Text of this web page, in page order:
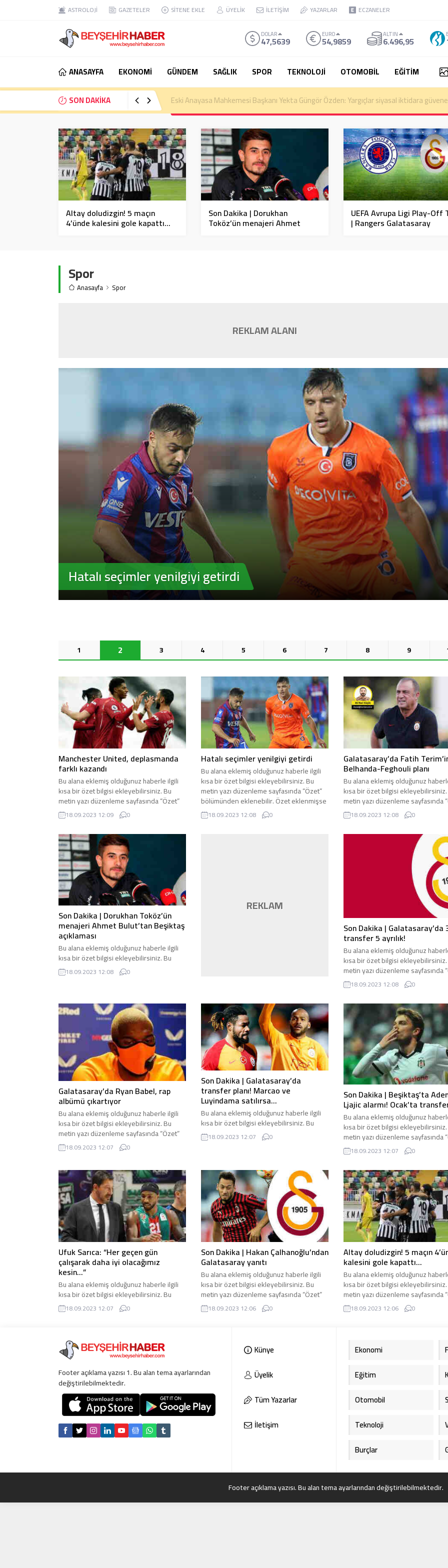
ASTROLOJİ GAZETELER SİTENE EKLE ÜYELİK İLETİŞİM YAZARLAR ECZANELER
DOLAR
47,5639 EURO
54,9859 ALTIN
6.496,95
ANASAYFA EKONOMİ GÜNDEM SAĞLIK SPOR TEKNOLOJİ OTOMOBİL
EĞİTİM
SON DAKİKA
Eski Anayasa Mahkemesi Başkanı Yekta Güngör Özden: Yargıçlar siyasal iktidara
Altay doludizgin! 5 maçın
4’ünde kalesini gole kapattı…
Son Dakika | Dorukhan
Toköz’ün menajeri Ahmet
Bulut’tan Beşiktaş açıklaması
UEFA Avrupa Ligi Play-Off
| Rangers Galatasaray
Spor
Anasayfa Spor
REKLAM ALANI
Hatalı seçimler yenilgiyi getirdi
1 2 3 4 5 6 7 8 9
Manchester United, deplasmanda
farklı kazandı
Bu alana eklemiş olduğunuz haberle ilgili
kısa bir özet bilgisi ekleyebilirsiniz. Bu
metin yazı düzenleme sayfasında “Özet”
bölümünden eklenebilir. Özet eklenmişse
başlık altında kalın olarak bu şekilde
gösterilir, eklenmemişse bu alan boş kalır.
18.09.2023 12:09 0
Hatalı seçimler yenilgiyi getirdi
Bu alana eklemiş olduğunuz haberle ilgili
kısa bir özet bilgisi ekleyebilirsiniz. Bu
metin yazı düzenleme sayfasında “Özet”
bölümünden eklenebilir. Özet eklenmişse
başlık altında kalın olarak bu şekilde
gösterilir, eklenmemişse bu alan boş kalır.
18.09.2023 12:08 0
Galatasaray’da Fatih
Belhanda-Feghouli planı
Bu alana eklemiş olduğunuz
kısa bir özet bilgisi
metin yazı düzenleme sayfasında
bölümünden eklenebilir. Özet
başlık altında kalın olarak bu şekilde
gösterilir, eklenmemişse bu alan boş
18.09.2023 12:08 0
Son Dakika | Dorukhan Toköz’ün
menajeri Ahmet Bulut’tan Beşiktaş
açıklaması
Bu alana eklemiş olduğunuz haberle ilgili
kısa bir özet bilgisi ekleyebilirsiniz. Bu
metin yazı düzenleme sayfasında “Özet”
bölümünden eklenebilir. Özet eklenmişse
18.09.2023 12:08 0
REKLAM
Son Dakika | Galatasaray’da
transfer 5 ayrılık!
Bu alana eklemiş olduğunuz
kısa bir özet bilgisi
metin yazı düzenleme sayfasında
bölümünden eklenebilir. Özet
başlık altında kalın olarak bu şekilde
gösterilir, eklenmemişse bu alan
18.09.2023 12:08 0
Galatasaray’da Ryan Babel, rap
albümü çıkartıyor
Bu alana eklemiş olduğunuz haberle ilgili
kısa bir özet bilgisi ekleyebilirsiniz. Bu
metin yazı düzenleme sayfasında “Özet”
bölümünden eklenebilir. Özet eklenmişse
başlık altında kalın olarak bu şekilde
18.09.2023 12:07 0
Son Dakika | Galatasaray’da
transfer planı! Marcao ve
Luyindama satılırsa…
Bu alana eklemiş olduğunuz haberle ilgili
kısa bir özet bilgisi ekleyebilirsiniz. Bu
metin yazı düzenleme sayfasında “Özet”
bölümünden eklenebilir. Özet eklenmişse
18.09.2023 12:07 0
Son Dakika | Beşiktaş’ta
Ljajic alarmı! Ocak’ta
Bu alana eklemiş olduğunuz
kısa bir özet bilgisi
metin yazı düzenleme sayfasında
bölümünden eklenebilir. Özet
başlık altında kalın olarak bu şekilde
gösterilir, eklenmemişse bu alan
18.09.2023 12:07 0
Ufuk Sarıca: “Her geçen gün
çalışarak daha iyi olacağımız
kesin…”
Bu alana eklemiş olduğunuz haberle ilgili
kısa bir özet bilgisi ekleyebilirsiniz. Bu
metin yazı düzenleme sayfasında “Özet”
bölümünden eklenebilir. Özet eklenmişse
18.09.2023 12:07 0
Son Dakika | Hakan Çalhanoğlu’ndan
Galatasaray yanıtı
Bu alana eklemiş olduğunuz haberle ilgili
kısa bir özet bilgisi ekleyebilirsiniz. Bu
metin yazı düzenleme sayfasında “Özet”
bölümünden eklenebilir. Özet eklenmişse
başlık altında kalın olarak bu şekilde
gösterilir, eklenmemişse bu alan boş kalır.
18.09.2023 12:06 0
Altay doludizgin! 5 maçın
kalesini gole kapattı…
Bu alana eklemiş olduğunuz
kısa bir özet bilgisi
metin yazı düzenleme sayfasında
bölümünden eklenebilir. Özet
başlık altında kalın olarak bu şekilde
18.09.2023 12:06 0
Footer açıklama yazısı 1. Bu alan tema ayarlarından
değiştirilebilmektedir.
Künye
Üyelik
Tüm Yazarlar
İletişim
Ekonomi
Eğitim
Otomobil
Teknoloji
Burçlar
Footer açıklama yazısı. Bu alan tema ayarlarından değiştirilebilmektedir.